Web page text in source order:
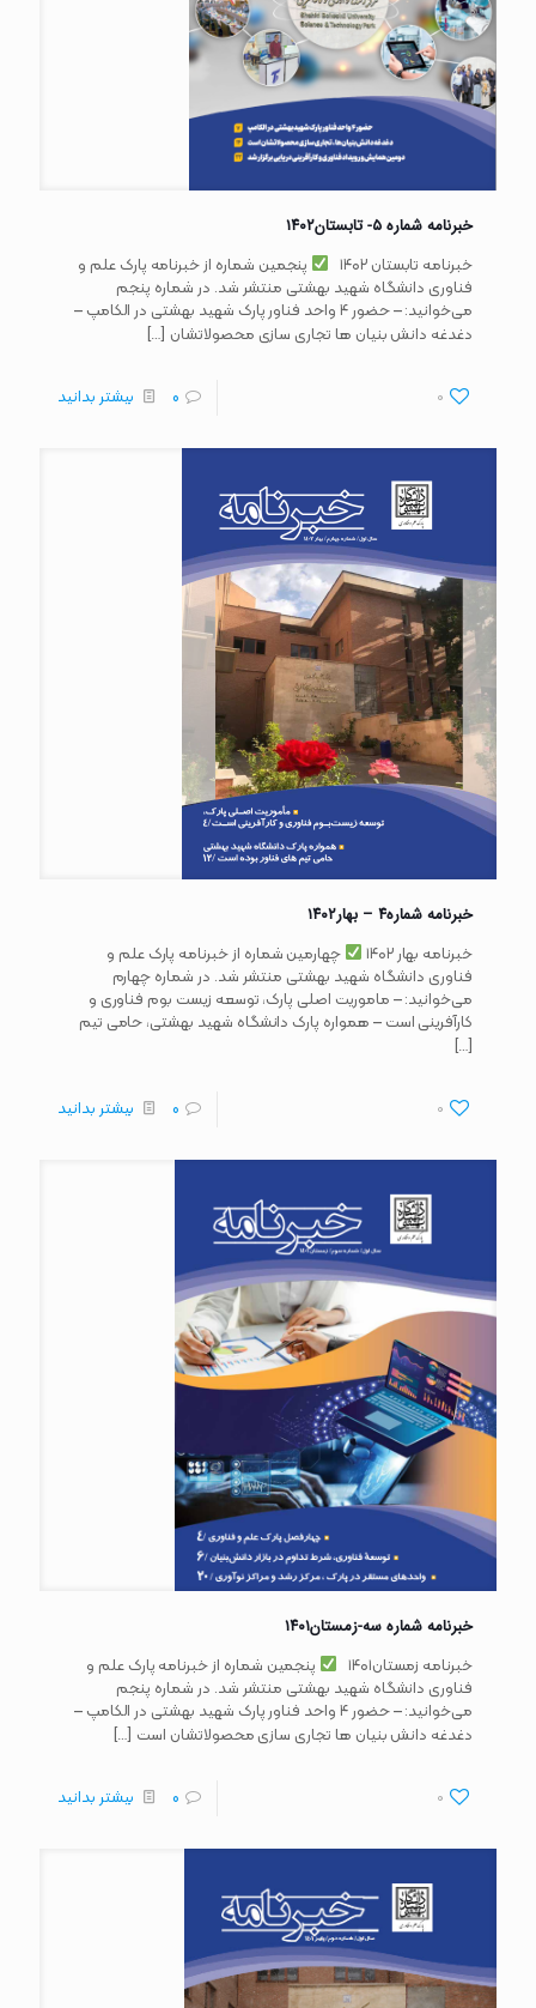
خبرنامه شماره ۵- تابستان۱۴۰۲
خبرنامه تابستان ۱۴۰۲
پنجمین شماره از خبرنامه پارک علم و
فناوری دانشگاه شهید بهشتی منتشر شد. در شماره پنجم
می‌خوانید: – حضور ۴ واحد فناور پارک شهید بهشتی در الکامپ –
دغدغه دانش بنیان ها تجاری سازی محصولاتشان […]
0
0 بیشتر بدانید
خبرنامه شماره۴ – بهار۱۴۰۲
خبرنامه بهار ۱۴۰۲
چهارمین شماره از خبرنامه پارک علم و
فناوری دانشگاه شهید بهشتی منتشر شد. در شماره چهارم
می‌خوانید: – ماموریت اصلی پارک، توسعه زیست بوم فناوری و
کارآفرینی است – همواره پارک دانشگاه شهید بهشتی، حامی تیم
[…]
0
0 بیشتر بدانید
خبرنامه شماره سه-زمستان۱۴۰۱
خبرنامه زمستان۱۴۰۱
پنجمین شماره از خبرنامه پارک علم و
فناوری دانشگاه شهید بهشتی منتشر شد. در شماره پنجم
می‌خوانید: – حضور ۴ واحد فناور پارک شهید بهشتی در الکامپ –
دغدغه دانش بنیان ها تجاری سازی محصولاتشان است […]
0
0 بیشتر بدانید